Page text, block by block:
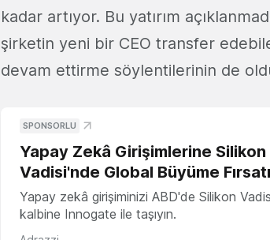
kadar artıyor. Bu yatırım
şirketin yeni bir CEO transfer
devam ettirme söylentilerinin de
SPONSORLU
Yapay Zekâ Girişimlerine Silikon
Vadisi'nde Global Büyüme
Yapay zekâ girişiminizi ABD'de Silikon
kalbine Innogate ile taşıyın.